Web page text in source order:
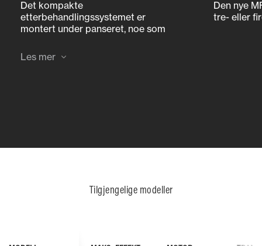
Det kompakte
etterbehandlingssystemet er
montert under panseret, noe som
oversikten fra førerhuset.
Les mer
Den nye
tre- eller
Tilgjengelige modeller